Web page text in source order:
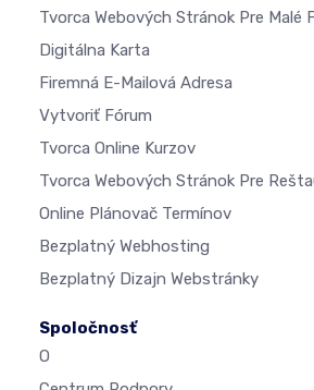
Tvorca Webových Stránok Pre Malé
Digitálna Karta
Firemná E-Mailová Adresa
Vytvoriť Fórum
Tvorca Online Kurzov
Tvorca Webových Stránok Pre
Online Plánovač Termínov
Bezplatný Webhosting
Bezplatný Dizajn Webstránky
Spoločnosť
O